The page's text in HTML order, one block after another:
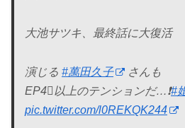
大池サツキ、最終話に大復活
演じる #萬田久子
さんも
EP4⃣以上のテンションだ…❗#
pic.twitter.com/l0REKQK244